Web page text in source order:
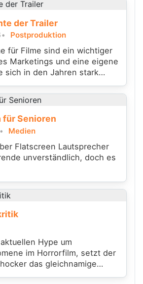
der Trailer
Postproduktion
für Filme sind ein wichtiger
Marketings und eine eigene
sich in den Jahren stark
für Senioren
Medien
Flatscreen Lautsprecher
unverständlich, doch es
Hype um
im Horrorfilm, setzt der
das gleichnamige
um.